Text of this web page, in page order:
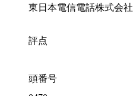
東日本電信電話株式会社
評点
頭番号